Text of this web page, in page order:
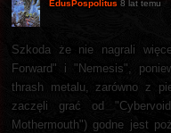
EdusPospolitus 8 lat temu
Szkoda że nie nagrali
Forward" i "Nemesis",
thrash metalu, zarówno z
zaczęli grać od
Mothermouth") godne jest